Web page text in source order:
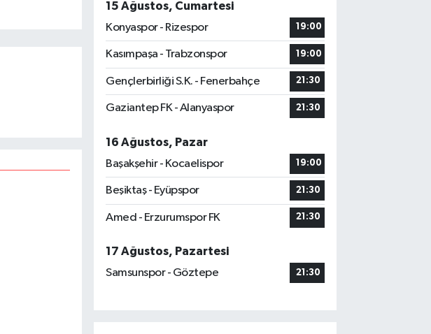
15 Ağustos, Cumartesi
Konyaspor - Rizespor
19:00
Kasımpaşa - Trabzonspor 19:00
Gençlerbirliği S.K. - Fenerbahçe 21:30
Gaziantep FK - Alanyaspor 21:30
16 Ağustos, Pazar
Başakşehir - Kocaelispor
19:00
Beşiktaş - Eyüpspor 21:30
Amed - Erzurumspor FK 21:30
17 Ağustos, Pazartesi
Samsunspor - Göztepe
21:30